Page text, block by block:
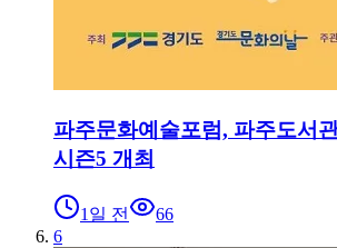
파주문화예술포럼, 파주도서
시즌5 개최
1일 전
66
6